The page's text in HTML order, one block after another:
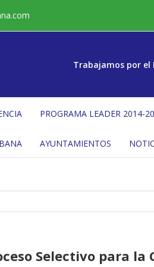
Trabajamos por el
PROGRAMA LEADER 2014-
AYUNTAMIENTOS
Selectivo para